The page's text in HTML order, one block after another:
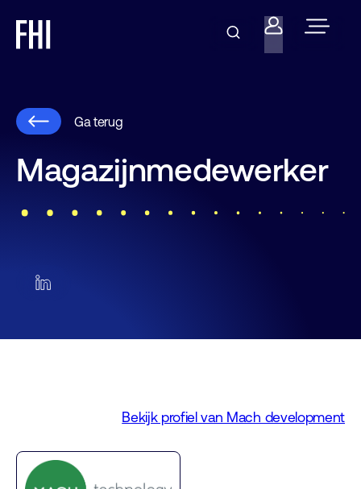
Ga terug
Magazijnmedewerker
Bekijk profiel van Mach development